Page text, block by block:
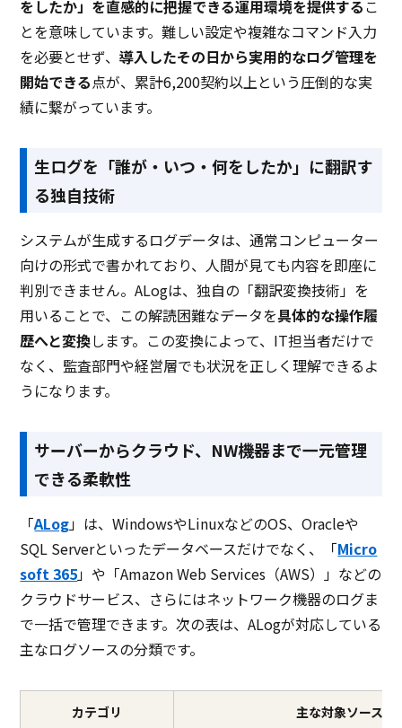
をしたか」を直感的に把握できる運用環境を提供するこ
とを意味しています。難しい設定や複雑なコマンド入力
を必要とせず、導入したその日から実用的なログ管理を
開始できる点が、累計6,200契約以上という圧倒的な実
績に繋がっています。
生ログを「誰が・いつ・何をしたか」に翻訳す
る独自技術
システムが生成するログデータは、通常コンピューター
向けの形式で書かれており、人間が見ても内容を即座に
判別できません。ALogは、独自の「翻訳変換技術」を
用いることで、この解読困難なデータを具体的な操作履
歴へと変換します。この変換によって、IT担当者だけで
なく、監査部門や経営層でも状況を正しく理解できるよ
うになります。
サーバーからクラウド、NW機器まで一元管理
できる柔軟性
「ALog」は、WindowsやLinuxなどのOS、Oracleや
SQL Serverといったデータベースだけでなく、「Micro
soft 365」や「Amazon Web Services（AWS）」などの
クラウドサービス、さらにはネットワーク機器のログま
で一括で管理できます。次の表は、ALogが対応している
主なログソースの分類です。
カテゴリ 主な対象ソース